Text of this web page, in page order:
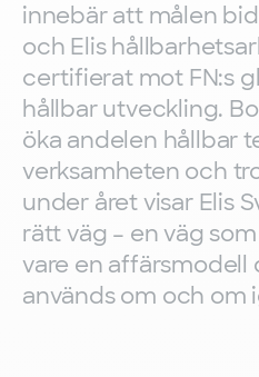
innebär att målen
och Elis
certifierat mot FN:s
hållbar utveckling.
öka andelen hållbar
verksamheten och
under året visar Elis
rätt väg – en väg
vare en affärsmodell
används om och om